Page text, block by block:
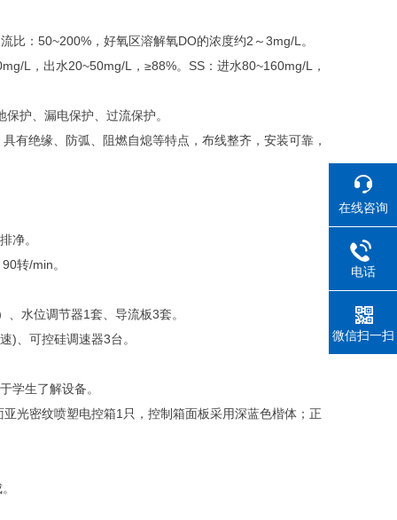
比：50~200%，好氧区溶解氧DO的浓度约2～3mg/L。
L，出水20~50mg/L，≥88%。SS：进水80~160mg/L，
护、漏电保护、过流保护。
有绝缘、防弧、阻燃自熄等特点，布线整齐，安装可靠，
净。
转/min。
水位调节器1套、导流板3套。
)、可控硅调速器3台。
学生了解设备。
光密纹喷塑电控箱1只，控制箱面板采用深蓝色楷体；正
在线咨询
电话
微信扫一扫